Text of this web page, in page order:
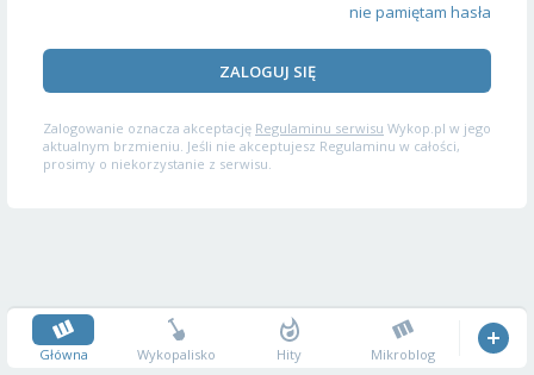
nie pamiętam hasła
ZALOGUJ SIĘ
Zalogowanie oznacza akceptację Regulaminu serwisu Wykop.pl w jego
aktualnym brzmieniu. Jeśli nie akceptujesz Regulaminu w całości,
prosimy o niekorzystanie z serwisu.
Główna Wykopalisko Hity Mikroblog